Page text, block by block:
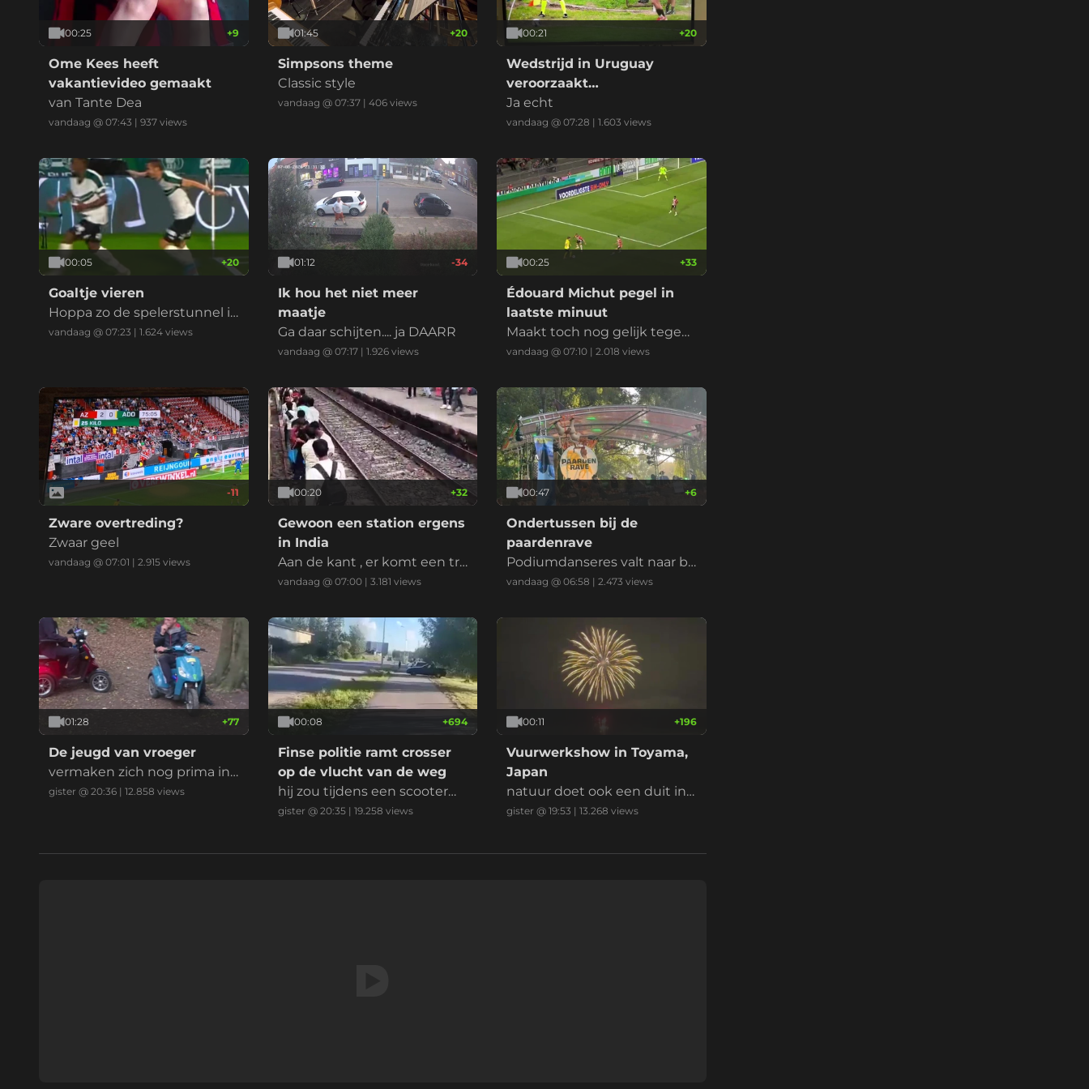
00:25 +9
Ome Kees heeft
vakantievideo gemaakt
van Tante Dea
vandaag @ 07:43 | 937 views
01:45 +20
Simpsons theme
Classic style
vandaag @ 07:37| 406views
00:21 +20
Wedstrijd in Uruguay
veroorzaakt
verkeersongeluk
Ja echt
vandaag @ 07:28 |1.603 views
00:05 +20
Goaltje vieren
Hoppa zo de spelerstunnel i
n. Goal werd afgekeurd. Spel
vandaag @ 07:23 | 1.624 views
01:12 -34
Ik hou het niet meer
maatje
Ga daar schijten.... ja DAARR
vandaag @ 07:17| 1.926views
00:25 +33
Édouard Michut pegel in
laatste minuut
Maakt toch nog gelijk tegen
PSV
vandaag @ 07:10 |2.018 views
-11
Zware overtreding?
Zwaar geel
vandaag @ 07:01 | 2.915 views
00:20 +32
Gewoon een station ergens
in India
Aan de kant , er komt een tre
in.
vandaag @ 07:00| 3.181 views
00:47 +6
Ondertussen bij de
paardenrave
Podiumdanseres valt naar be
neden
vandaag @ 06:58 |2.473 views
01:28 +77
De jeugd van vroeger
vermaken zich nog prima in
het bos
gister @ 20:36 | 12.858 views
00:08 +694
Finse politie ramt crosser
op de vlucht van de weg
hij zou tijdens een scooterm
eeting voor de politie zijn ge
gister @ 20:35| 19.258 views
00:11 +196
Vuurwerkshow in Toyama,
Japan
natuur doet ook een duit in
het zakje
gister @ 19:53 |13.268 views